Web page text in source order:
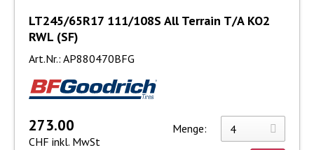
LT245/65R17 111/108S All Terrain T/A KO2
RWL (SF)
Art.Nr.: AP880470BFG
273.00
CHF inkl. MwSt
Menge: